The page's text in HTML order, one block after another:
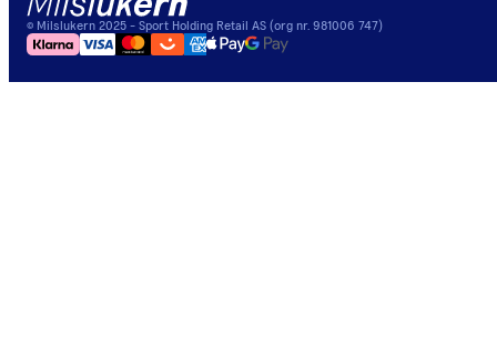
© Milslukern 2025 - Sport Holding Retail AS (org nr. 981006 747)